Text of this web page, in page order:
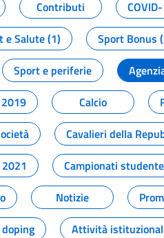
Contributi
e Salute (1) Sport Bonus
Sport e periferie
Calcio
Cavalieri della
Campionati
Notizie
Attività